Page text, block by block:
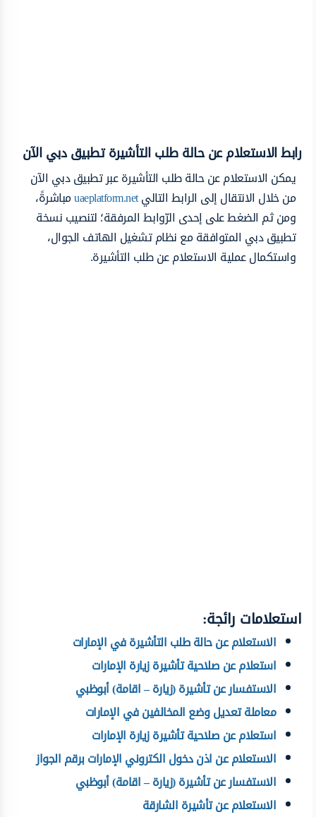
رابط الاستعلام عن حالة طلب التأشيرة تطبيق دبي الآن
يمكن الاستعلام عن حالة طلب التأشيرة عبر تطبيق دبي الآن
من خلال الانتقال إلى الرابط التاليuaeplatform.netمباشرةً،
ومن ثم الضغط على إحدى الرّوابط المرفقة؛ لتنصيب نسخة
تطبيق دبي المتوافقة مع نظام تشغيل الهاتف الجوال،
واستكمال عملية الاستعلام عن طلب التأشيرة.
استعلامات رائجة:
الاستعلام عن حالة طلب التأشيرة في الإمارات
استعلام عن صلاحية تأشيرة زيارة الإمارات
الاستفسار عن تأشيرة (زيارة – اقامة) أبوظبي
معاملة تعديل وضع المخالفين في الإمارات
استعلام عن صلاحية تأشيرة زيارة الإمارات
الاستعلام عن اذن دخول الكتروني الإمارات برقم الجواز
الاستفسار عن تأشيرة (زيارة – اقامة) أبوظبي
الاستعلام عن تأشيرة الشارقة